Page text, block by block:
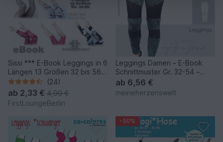
Sissi *** E-Book Leggings in 6
Längen 13 Größen 32 bis 56
Nähanleitung, Schnittmuster
Designt mit Herz und Hand by
firstloungeberlin
(24)
ab 2,33 € 4,90 €
FirstLoungeBerlin
Leggings Damen – E-Book
Schnittmuster Gr. 32-54 –
Arizona
ab 6,56 €
meineherzenswelt
-50%